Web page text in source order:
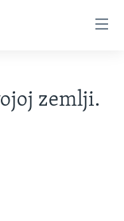
zemlji.